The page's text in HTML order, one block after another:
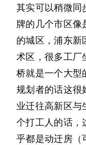
其实可以稍微同
牌的几个市区像
的城区，浦东新
术区，很多工厂
桥就是一个大型
规划者的话这很
业迁往高新区与
个打工人的话，
乎都是动迁房（